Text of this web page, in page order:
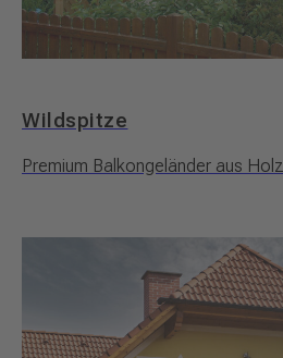
Wildspitze
Premium Balkongeländer aus Holz